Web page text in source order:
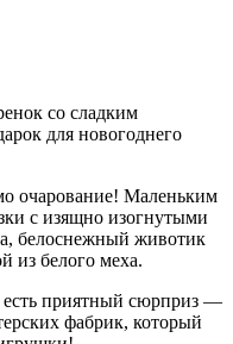
со сладким
для новогоднего
очарование! Маленьким
с изящно изогнутыми
белоснежный животик
из белого меха.
приятный сюрприз —
фабрик, который